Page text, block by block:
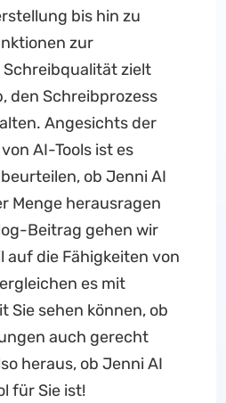
bis hin zu
zur
zielt
den Schreibprozess
Angesichts der
AI-Tools ist es
ob Jenni AI
Menge herausragen
Beitrag gehen wir
auf die Fähigkeiten von
es mit
Sie sehen können, ob
auch gerecht
heraus, ob Jenni AI
für Sie ist!